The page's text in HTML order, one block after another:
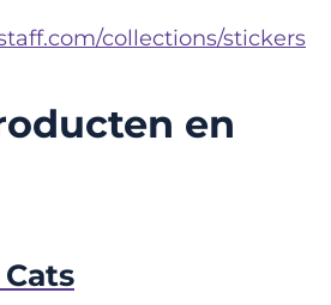
collections/stickers
en